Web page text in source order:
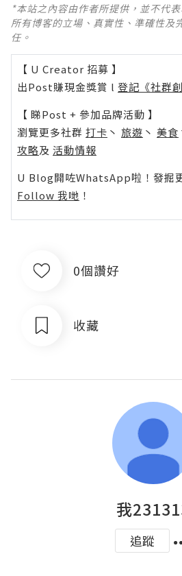
*本站之內容由作者所提供，並不代
所有博客的立場、真實性、準確性及
任。
【 U Creator 招募 】
出Post賺現金獎賞 l 登記《社群
【 睇Post + 參加品牌活動 】
瀏覽更多社群 打卡 丶 旅遊 丶 美食
攻略及 活動情報
U Blog開咗WhatsApp啦！發掘
Follow 我哋 ！
0個讚好
收藏
我
追蹤